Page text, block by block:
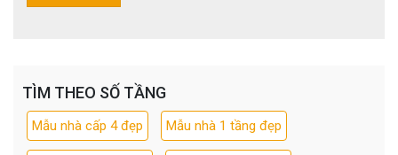
TÌM THEO SỐ TẦNG
Mẫu nhà cấp 4 đẹp Mẫu nhà 1 tầng đẹp